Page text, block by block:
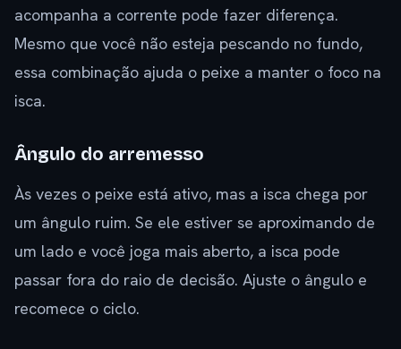
acompanha a corrente pode fazer diferença.
Mesmo que você não esteja pescando no fundo,
essa combinação ajuda o peixe a manter o foco na
isca.
Ângulo do arremesso
Às vezes o peixe está ativo, mas a isca chega por
um ângulo ruim. Se ele estiver se aproximando de
um lado e você joga mais aberto, a isca pode
passar fora do raio de decisão. Ajuste o ângulo e
recomece o ciclo.